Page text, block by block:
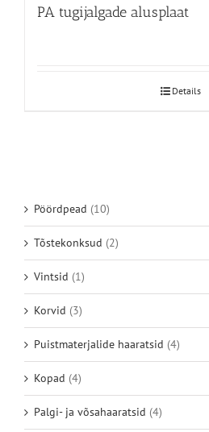
PA tugijalgade alusplaat
Details
Pöördpead (10)
Tõstekonksud (2)
Vintsid (1)
Korvid (3)
Puistmaterjalide haaratsid (4)
Kopad (4)
Palgi- ja võsahaaratsid (4)